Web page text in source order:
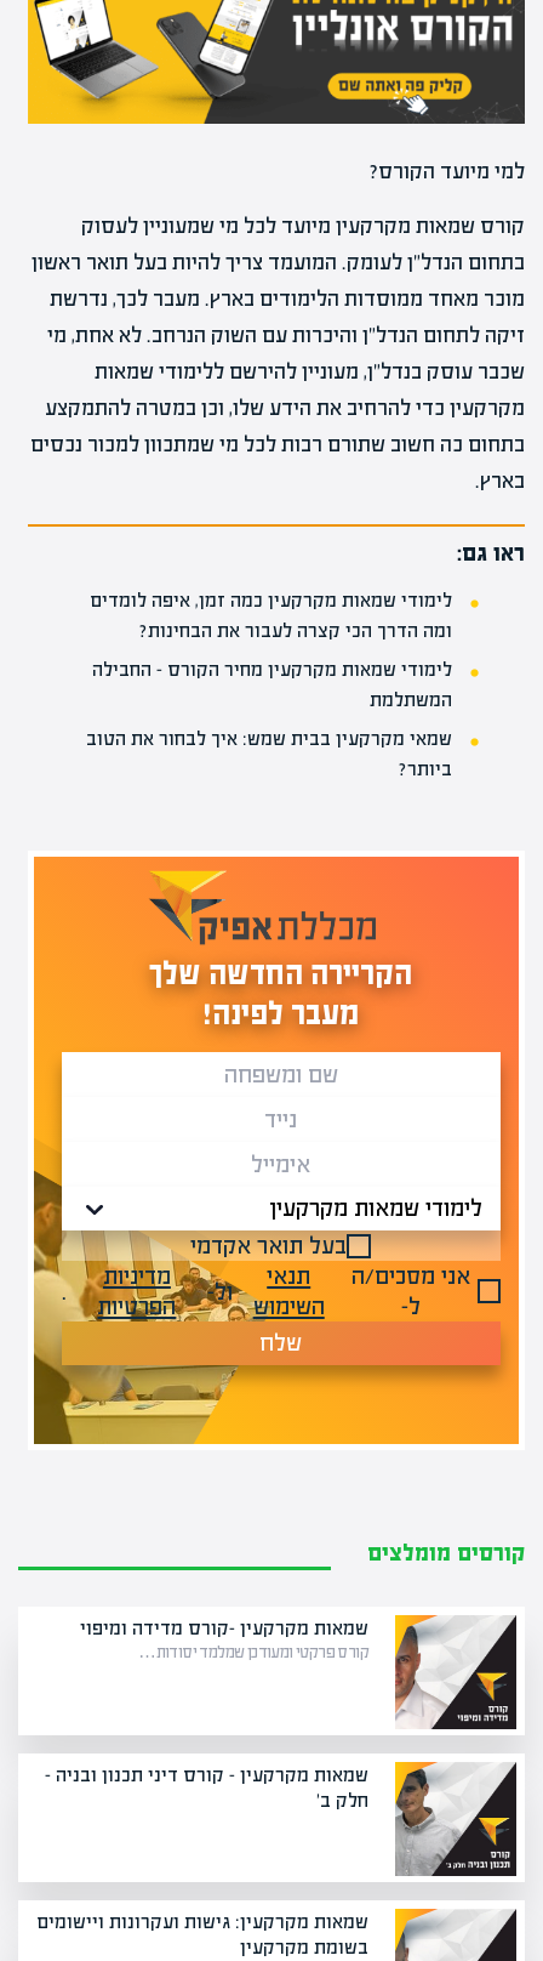
למי מיועד הקורס?
קורס שמאות מקרקעין מיועד לכל מי שמעוניין לעסוק
בתחום הנדל"ן לעומק. המועמד צריך להיות בעל תואר ראשון
מוכר מאחד ממוסדות הלימודים בארץ. מעבר לכך, נדרשת
זיקה לתחום הנדל"ן והיכרות עם השוק הנרחב. לא אחת, מי
שכבר עוסק בנדל"ן, מעוניין להירשם ללימודי שמאות
מקרקעין כדי להרחיב את הידע שלו, וכן במטרה להתמקצע
בתחום כה חשוב שתורם רבות לכל מי שמתכוון למכור נכסים
בארץ.
ראו גם:
לימודי שמאות מקרקעין כמה זמן, איפה לומדים
ומה הדרך הכי קצרה לעבור את הבחינות?
לימודי שמאות מקרקעין מחיר הקורס – החבילה
המשתלמת
שמאי מקרקעין בבית שמש: איך לבחור את הטוב
ביותר?
הקריירה החדשה שלך
מעבר לפינה!
בעל תואר אקדמי
אני מסכים/ה
ל-
תנאי
השימוש
ול-
מדיניות
הפרטיות
.
שלח
קורסים מומלצים
שמאות מקרקעין -קורס מדידה ומיפוי
קורס פרקטי ומעודכן שמלמד יסודות…
שמאות מקרקעין – קורס דיני תכנון ובניה -
חלק ב'
שמאות מקרקעין: גישות ועקרונות ויישומים
בשומת מקרקעין